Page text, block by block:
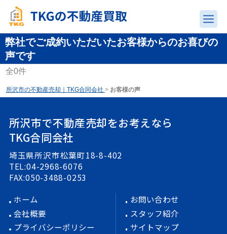
弊社でご成約いただいたお客様からのお喜びの
声です
全0件
所沢市の不動産売却｜TKG合同会社 > お客様の声
所沢市で不動産売却をお考えなら
TKG合同会社
埼玉県所沢市松葉町18-8-402
TEL:04-2968-6076
FAX:050-3488-0253
ホーム
会社概要
プライバシーポリシー
お問い合わせ
スタッフ紹介
サイトマップ